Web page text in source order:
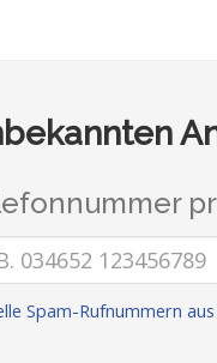
Spam-Rufnummern